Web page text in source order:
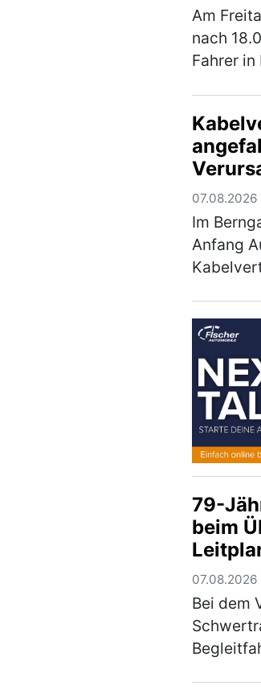
Am
nach
Fahrer
Zum o.
40-jähr…
Im
Anfang
Der
der
den …
79-
beim
07.08.2026
Bei dem